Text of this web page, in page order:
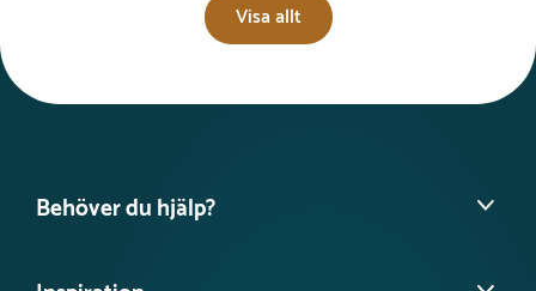
Visa allt
Behöver du hjälp?